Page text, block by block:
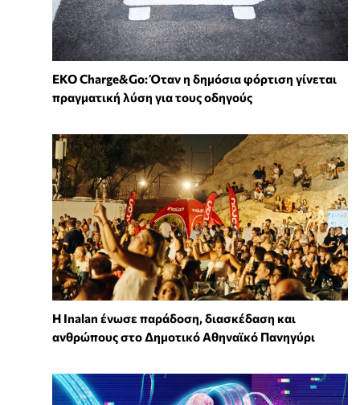
EKO Charge&Go: Όταν η δημόσια φόρτιση γίνεται
πραγματική λύση για τους οδηγούς
Η Inalan ένωσε παράδοση, διασκέδαση και
ανθρώπους στο Δημοτικό Αθηναϊκό Πανηγύρι